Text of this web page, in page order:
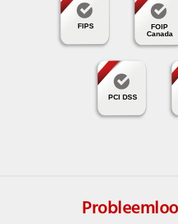
FIPS
FOIP
Canada
PCI DSS